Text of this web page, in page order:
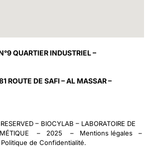
QUARTIER INDUSTRIEL –
ROUTE DE SAFI – AL MASSAR –
– BIOCYLAB – LABORATOIRE DE
– 2025 – Mentions légales–
Politique de Confidentialité.